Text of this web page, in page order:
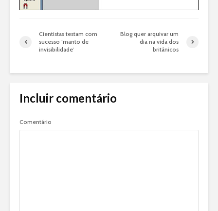
Cientistas testam com
sucesso ‘manto de
invisibilidade’
Blog quer arquivar um
dia na vida dos
britânicos
Incluir comentário
Comentário